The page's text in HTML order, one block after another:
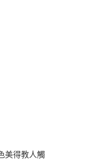
美得教人觸